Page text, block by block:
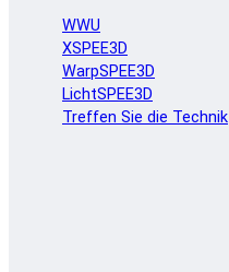
WWU
XSPEE3D
WarpSPEE3D
LichtSPEE3D
Treffen Sie die Technik